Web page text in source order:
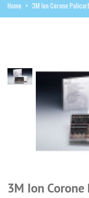
Home > 3M Ion Corone
3M Ion